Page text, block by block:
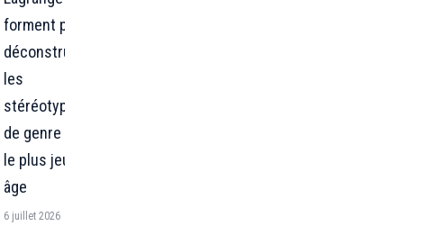
forment pour
déconstruire
les
stéréotypes
de genre dès
le plus jeune
âge
6 juillet 2026